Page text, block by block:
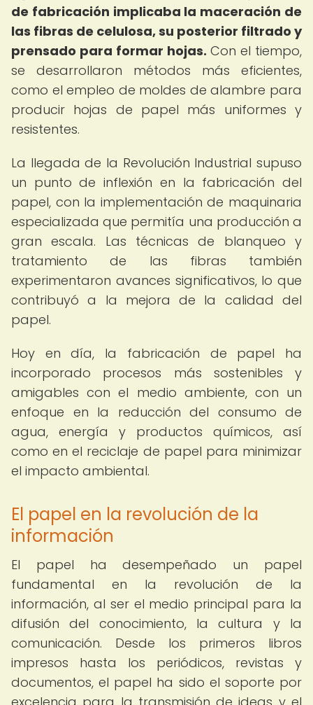
de fabricación implicaba la maceración de
las fibras de celulosa, su posterior filtrado y
prensado para formar hojas. Con el tiempo,
se desarrollaron métodos más eficientes,
como el empleo de moldes de alambre para
producir hojas de papel más uniformes y
resistentes.
La llegada de la Revolución Industrial supuso
un punto de inflexión en la fabricación del
papel, con la implementación de maquinaria
especializada que permitía una producción a
gran escala. Las técnicas de blanqueo y
tratamiento de las fibras también
experimentaron avances significativos, lo que
contribuyó a la mejora de la calidad del
papel.
Hoy en día, la fabricación de papel ha
incorporado procesos más sostenibles y
amigables con el medio ambiente, con un
enfoque en la reducción del consumo de
agua, energía y productos químicos, así
como en el reciclaje de papel para minimizar
el impacto ambiental.
El papel en la revolución de la
información
El papel ha desempeñado un papel
fundamental en la revolución de la
información, al ser el medio principal para la
difusión del conocimiento, la cultura y la
comunicación. Desde los primeros libros
impresos hasta los periódicos, revistas y
documentos, el papel ha sido el soporte por